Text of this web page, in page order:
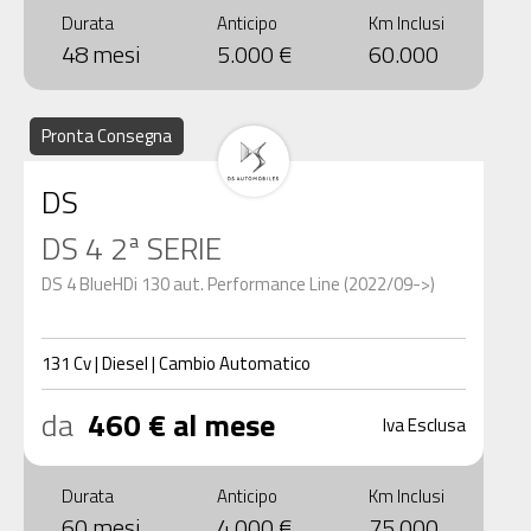
Durata
48 mesi
Anticipo
5.000 €
Km Inclusi
60.000
Pronta Consegna
DS
DS 4 2ª SERIE
DS 4 BlueHDi 130 aut. Performance Line (2022/09->)
131 Cv|Diesel|CambioAutomatico
da 460 € al mese Iva Esclusa
Durata Anticipo Km Inclusi